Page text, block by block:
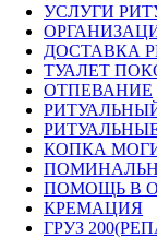
УСЛУГИ
ДОСТАВКА
ТУАЛЕТ
ОТПЕВАНИЕ
КОПКА
ПОМОЩЬ В
КРЕМАЦИЯ
ГРУЗ